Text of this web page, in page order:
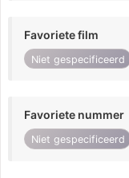
Favoriete film
Niet gespecificeerd
Favoriete nummer
Niet gespecificeerd